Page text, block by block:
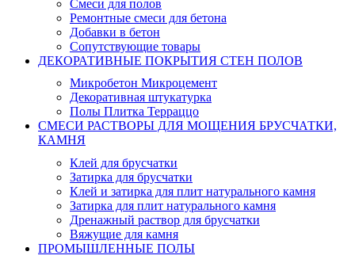
Смеси для полов
Ремонтные смеси для бетона
Добавки в бетон
Сопутствующие товары
ДЕКОРАТИВНЫЕ ПОКРЫТИЯ СТЕН ПОЛОВ
Микробетон Микроцемент
Декоративная штукатурка
Полы Плитка Терраццо
СМЕСИ РАСТВОРЫ ДЛЯ МОЩЕНИЯ БРУСЧАТКИ,
КАМНЯ
Клей для брусчатки
Затирка для брусчатки
Клей и затирка для плит натурального камня
Затирка для плит натурального камня
Дренажный раствор для брусчатки
Вяжущие для камня
ПРОМЫШЛЕННЫЕ ПОЛЫ